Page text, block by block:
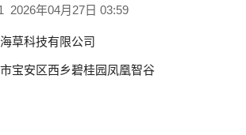
2026年04月27日 03:59
草科技有限公司
宝安区西乡碧桂园凤凰智谷